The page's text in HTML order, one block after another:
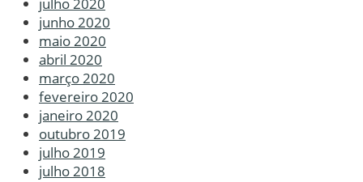
julho 2020
junho 2020
maio 2020
abril 2020
março 2020
fevereiro 2020
janeiro 2020
outubro 2019
julho 2019
julho 2018